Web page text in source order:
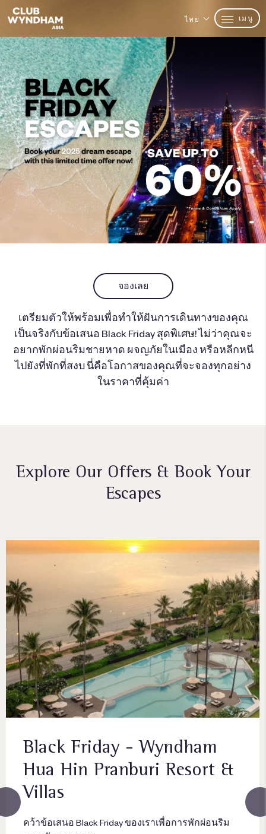
ไทย เมนู
จองเลย
เตรียมตัวให้พร้อมเพื่อทำให้ฝันการเดินทางของคุณ
เป็นจริงกับข้อเสนอ Black Friday สุดพิเศษ! ไม่ว่าคุณจะ
อยากพักผ่อนริมชายหาด ผจญภัยในเมือง หรือหลีกหนี
ไปยังที่พักที่สงบ นี่คือโอกาสของคุณที่จะจองทุกอย่าง
ในราคาที่คุ้มค่า
Explore Our Offers & Book Your
Escapes
Black Friday - Wyndham
Hua Hin Pranburi Resort &
Villas
คว้าข้อเสนอ Black Friday ของเราเพื่อการพักผ่อนริม